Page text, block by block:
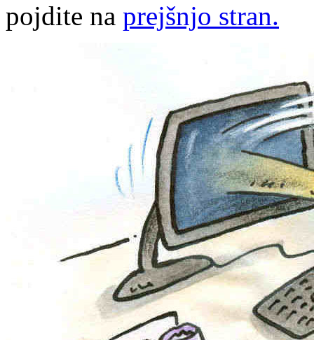
pojdite na prejšnjo stran.